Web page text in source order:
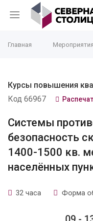
Главная Мероприятия
Курсы повышения
Код 66967
Системы
безопасность
1400-1500 кв.
населённых
32 часа Форма